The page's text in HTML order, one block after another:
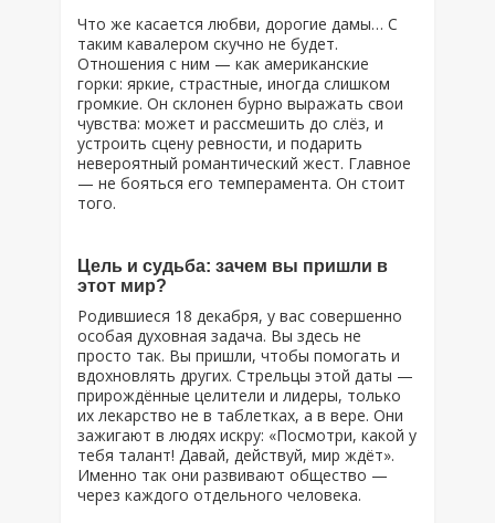
Что же касается любви, дорогие дамы… С
таким кавалером скучно не будет.
Отношения с ним — как американские
горки: яркие, страстные, иногда слишком
громкие. Он склонен бурно выражать свои
чувства: может и рассмешить до слёз, и
устроить сцену ревности, и подарить
невероятный романтический жест. Главное
— не бояться его темперамента. Он стоит
того.
Цель и судьба: зачем вы пришли в
этот мир?
Родившиеся 18 декабря, у вас совершенно
особая духовная задача. Вы здесь не
просто так. Вы пришли, чтобы помогать и
вдохновлять других. Стрельцы этой даты —
прирождённые целители и лидеры, только
их лекарство не в таблетках, а в вере. Они
зажигают в людях искру: «Посмотри, какой у
тебя талант! Давай, действуй, мир ждёт».
Именно так они развивают общество —
через каждого отдельного человека.